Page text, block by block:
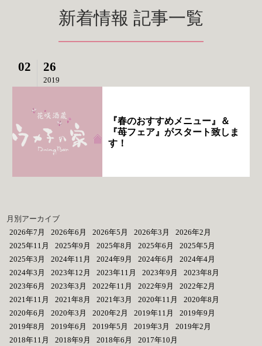
新着情報 記事一覧
02 26
2019
『春のおすすめメニュー』＆
『苺フェア』がスタート致しま
す！
月別アーカイブ
2026年7月
2026年6月 2026年5月 2026年3月
2026年2月
2025年11月
2025年9月 2025年8月 2025年6月
2025年5月
2025年3月
2024年11月 2024年9月 2024年6月
2024年4月
2024年3月
2023年12月 2023年11月 2023年9月
2023年8月
2023年6月
2023年3月 2022年11月 2022年9月
2022年2月
2021年11月
2021年8月 2021年3月 2020年11月
2020年8月
2020年6月
2020年3月 2020年2月 2019年11月
2019年9月
2019年8月
2019年6月 2019年5月 2019年3月
2019年2月
2018年11月
2018年9月 2018年6月 2017年10月